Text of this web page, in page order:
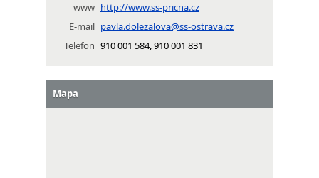
www http://www.ss-pricna.cz
E-mail pavla.dolezalova@ss-ostrava.cz
Telefon 910 001 584, 910 001 831
Mapa